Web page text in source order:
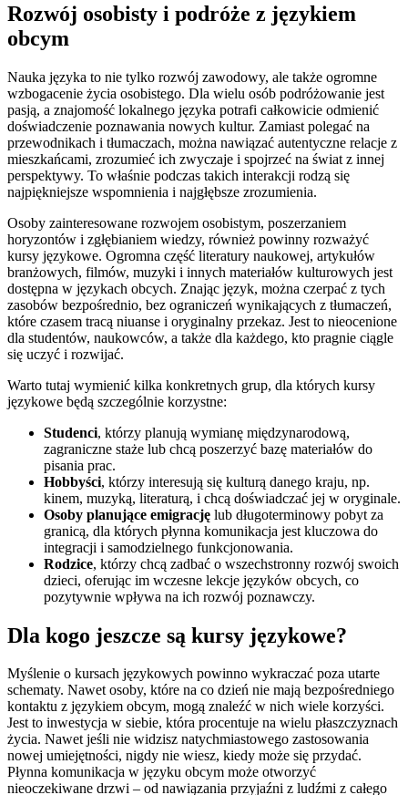
Rozwój osobisty i podróże z językiem
obcym
Nauka języka to nie tylko rozwój zawodowy, ale także ogromne
wzbogacenie życia osobistego. Dla wielu osób podróżowanie jest
pasją, a znajomość lokalnego języka potrafi całkowicie odmienić
doświadczenie poznawania nowych kultur. Zamiast polegać na
przewodnikach i tłumaczach, można nawiązać autentyczne relacje z
mieszkańcami, zrozumieć ich zwyczaje i spojrzeć na świat z innej
perspektywy. To właśnie podczas takich interakcji rodzą się
najpiękniejsze wspomnienia i najgłębsze zrozumienia.
Osoby zainteresowane rozwojem osobistym, poszerzaniem
horyzontów i zgłębianiem wiedzy, również powinny rozważyć
kursy językowe. Ogromna część literatury naukowej, artykułów
branżowych, filmów, muzyki i innych materiałów kulturowych jest
dostępna w językach obcych. Znając język, można czerpać z tych
zasobów bezpośrednio, bez ograniczeń wynikających z tłumaczeń,
które czasem tracą niuanse i oryginalny przekaz. Jest to nieocenione
dla studentów, naukowców, a także dla każdego, kto pragnie ciągle
się uczyć i rozwijać.
Warto tutaj wymienić kilka konkretnych grup, dla których kursy
językowe będą szczególnie korzystne:
Studenci, którzy planują wymianę międzynarodową,
zagraniczne staże lub chcą poszerzyć bazę materiałów do
pisania prac.
Hobbyści, którzy interesują się kulturą danego kraju, np.
kinem, muzyką, literaturą, i chcą doświadczać jej w oryginale.
Osoby planujące emigrację lub długoterminowy pobyt za
granicą, dla których płynna komunikacja jest kluczowa do
integracji i samodzielnego funkcjonowania.
Rodzice, którzy chcą zadbać o wszechstronny rozwój swoich
dzieci, oferując im wczesne lekcje języków obcych, co
pozytywnie wpływa na ich rozwój poznawczy.
Dla kogo jeszcze są kursy językowe?
Myślenie o kursach językowych powinno wykraczać poza utarte
schematy. Nawet osoby, które na co dzień nie mają bezpośredniego
kontaktu z językiem obcym, mogą znaleźć w nich wiele korzyści.
Jest to inwestycja w siebie, która procentuje na wielu płaszczyznach
życia. Nawet jeśli nie widzisz natychmiastowego zastosowania
nowej umiejętności, nigdy nie wiesz, kiedy może się przydać.
Płynna komunikacja w języku obcym może otworzyć
nieoczekiwane drzwi – od nawiązania przyjaźni z ludźmi z całego